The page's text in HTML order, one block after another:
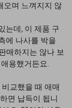
오며 느껴지지 않
는데, 이 제품 구
에 나사를 박을
매하지는 않나 보
용했거든요.
교했을 때 애매
면 납득이 됩니